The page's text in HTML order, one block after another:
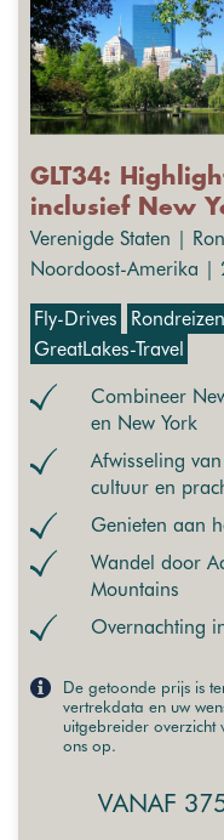
GLT34:
inclusief New
Verenigde Staten |
Noordoost-Amerika |
Fly-Drives
GreatLakes-Travel
Combineer
en New York
Afwisseling
cultuur en
Genieten aan
Wandel door
Mountains
Overnachting
De getoonde prijs is
vertrekdata en uw
uitgebreider overzicht
ons op.
VANAF